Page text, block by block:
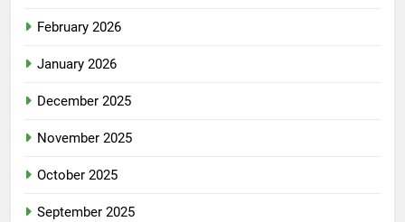
February 2026
January 2026
December 2025
November 2025
October 2025
September 2025